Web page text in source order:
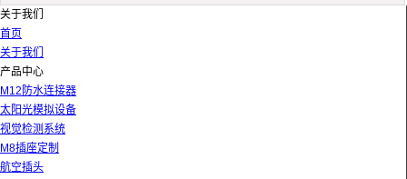
关于我们
首页
关于我们
产品中心
M12防水连接器
太阳光模拟设备
视觉检测系统
M8插座定制
航空插头